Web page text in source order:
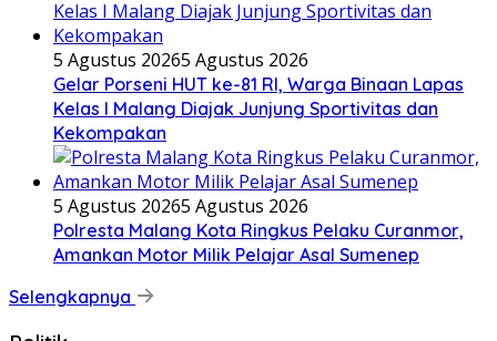
5 Agustus 20265 Agustus 2026
Gelar Porseni HUT ke-81 RI, Warga Binaan Lapas
Kelas I Malang Diajak Junjung Sportivitas dan
Kekompakan
5 Agustus 20265 Agustus 2026
Polresta Malang Kota Ringkus Pelaku Curanmor,
Amankan Motor Milik Pelajar Asal Sumenep
Selengkapnya